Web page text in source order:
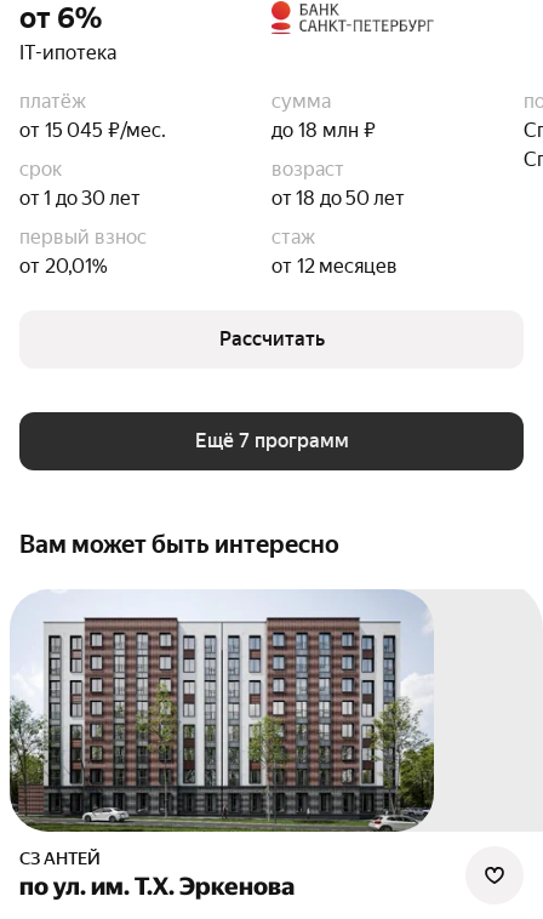
от 6%
IT-ипотека
платёж
от 15 045 ₽/мес.
сумма
до 18 млн ₽
срок
от 1 до 30 лет
возраст
от 18 до 50 лет
первый взнос
от 20,01%
стаж
от 12 месяцев
Рассчитать
Ещё 7 программ
Вам может быть интересно
СЗ АНТЕЙ
по ул. им. Т.Х. Эркенова